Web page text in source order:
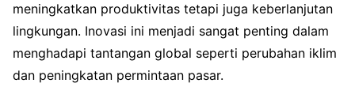
meningkatkan produktivitas tetapi juga keberlanjutan
lingkungan. Inovasi ini menjadi sangat penting dalam
menghadapi tantangan global seperti perubahan iklim
dan peningkatan permintaan pasar.